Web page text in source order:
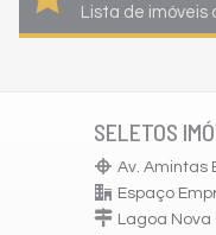
Lista de imóveis
SELETOS
Av. Amintas
Espaço
Lagoa Nova